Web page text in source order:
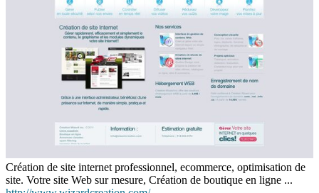
Création de site internet professionnel, ecommerce, optimisation de
site. Votre site Web sur mesure, Création de boutique en ligne ...